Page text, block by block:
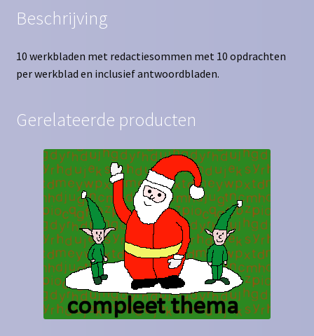
Beschrijving
10 werkbladen met redactiesommen met 10 opdrachten
per werkblad en inclusief antwoordbladen.
Gerelateerde producten